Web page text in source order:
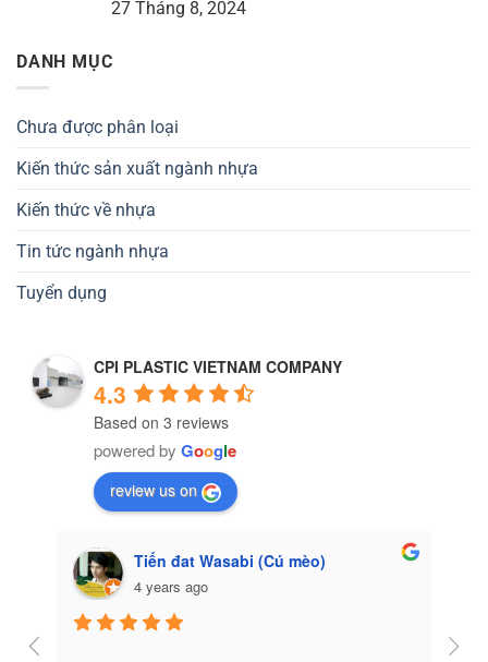
27 Tháng 8, 2024
DANH MỤC
Chưa được phân loại
Kiến thức sản xuất ngành nhựa
Kiến thức về nhựa
Tin tức ngành nhựa
Tuyển dụng
CPI PLASTIC VIETNAM COMPANY
4.3
Based on 3 reviews
powered by Google
review us on
Tiến đat Wasabi (Cú mèo)
4 years ago